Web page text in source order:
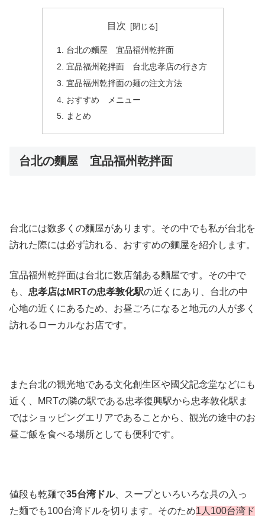
目次
台北の麵屋 宜品福州乾拌面
宜品福州乾拌面 台北忠孝店の行き方
宜品福州乾拌面の麺の注文方法
おすすめ メニュー
まとめ
台北の麵屋 宜品福州乾拌面
台北には数多くの麵屋があります。その中でも私が台北を
訪れた際には必ず訪れる、おすすめの麵屋を紹介します。
宜品福州乾拌面は台北に数店舗ある麵屋です。その中で
も、 忠孝店はMRTの忠孝敦化駅の近くにあり、台北の中
心地の近くにあるため、お昼ごろになると地元の人が多く
訪れるローカルなお店です。
また台北の観光地である文化創生区や國父記念堂などにも
近く、MRTの隣の駅である忠孝復興駅から忠孝敦化駅ま
ではショッピングエリアであることから、観光の途中のお
昼ご飯を食べる場所としても便利です。
値段も乾麺で35台湾ドル、スープといろいろな具の入っ
た麺でも100台湾ドルを切ります。そのため1人100台湾ド